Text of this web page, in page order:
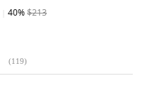
40%$213
(119)